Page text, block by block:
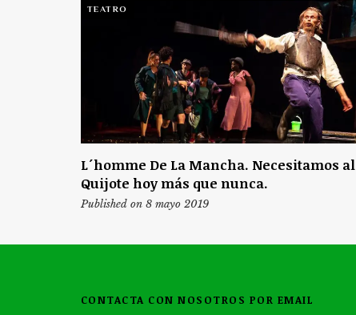
TEATRO
L´homme De La Mancha. Necesitamos al
Quijote hoy más que nunca.
Published on 8 mayo 2019
CONTACTA CON NOSOTROS POR EMAIL